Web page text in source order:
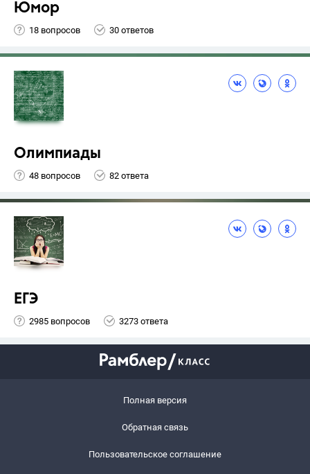
Юмор
18 вопросов 30 ответов
Олимпиады
48 вопросов 82 ответа
ЕГЭ
2985 вопросов 3273 ответа
Полная версия
Обратная связь
Пользовательское соглашение